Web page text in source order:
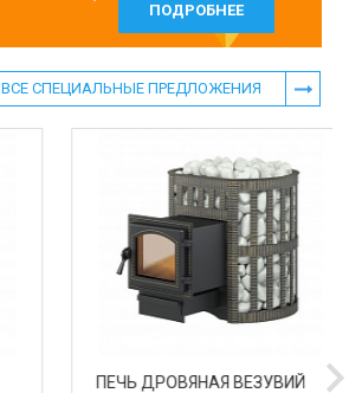
ПОДРОБНЕЕ
ВСЕ СПЕЦИАЛЬНЫЕ ПРЕДЛОЖЕНИЯ
ПЕЧЬ ДРОВЯНАЯ ВЕЗУВИЙ